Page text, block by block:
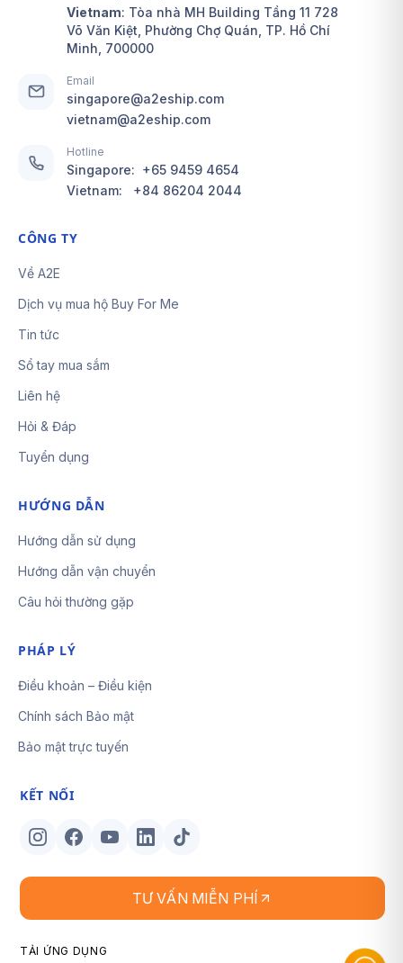
Vietnam: Tòa nhà MH Building Tầng 11 728
Võ Văn Kiệt, Phường Chợ Quán, TP. Hồ Chí
Minh, 700000
Email
singapore@a2eship.com
vietnam@a2eship.com
Hotline
Singapore: +65 9459 4654
Vietnam: +84 86204 2044
CÔNG TY
Về A2E
Dịch vụ mua hộ Buy For Me
Tin tức
Sổ tay mua sắm
Liên hệ
Hỏi & Đáp
Tuyển dụng
HƯỚNG DẪN
Hướng dẫn sử dụng
Hướng dẫn vận chuyển
Câu hỏi thường gặp
PHÁP LÝ
Điều khoản – Điều kiện
Chính sách Bảo mật
Bảo mật trực tuyến
KẾT NỐI
TƯ VẤN MIỄN PHÍ
TẢI ỨNG DỤNG